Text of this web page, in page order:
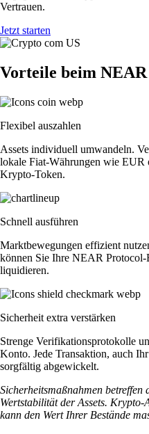
Vertrauen.
Jetzt starten
Vorteile beim
Flexibel auszahlen
Assets individuell umwandeln.
lokale Fiat-Währungen wie EUR
Krypto-Token.
Schnell ausführen
Marktbewegungen effizient
können Sie Ihre NEAR Protocol-
liquidieren.
Sicherheit extra verstärken
Strenge Verifikationsprotokolle
Konto. Jede Transaktion, auch
sorgfältig abgewickelt.
Sicherheitsmaßnahmen
Wertstabilität der Assets.
kann den Wert Ihrer Bestände